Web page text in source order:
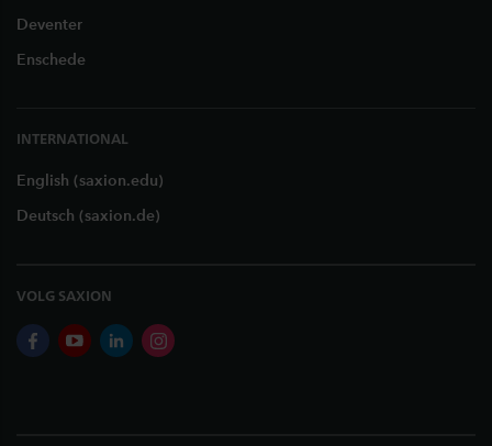
Deventer
Enschede
INTERNATIONAL
English (saxion.edu)
Deutsch (saxion.de)
VOLG SAXION
facebookyoutubelinkedininstagram